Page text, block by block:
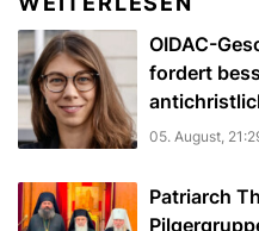
OIDAC-
fordert
05. August,
Patriarch